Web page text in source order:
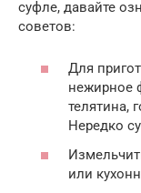
суфле, давайте
советов:
Для
нежирное
телятина,
Нередко
или